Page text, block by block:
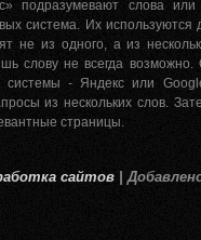
подразумевают слова
система. Их
не из одного, а из
слову не всегда возможно.
системы - Яндекс или
из нескольких слов.
страницы.
сайтов |